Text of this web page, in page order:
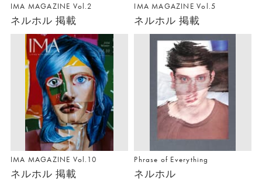
IMA MAGAZINE Vol.2
ネルホル 掲載
IMA MAGAZINE Vol.5
ネルホル 掲載
IMA MAGAZINE Vol.10
ネルホル 掲載
Phrase of Everything
ネルホル